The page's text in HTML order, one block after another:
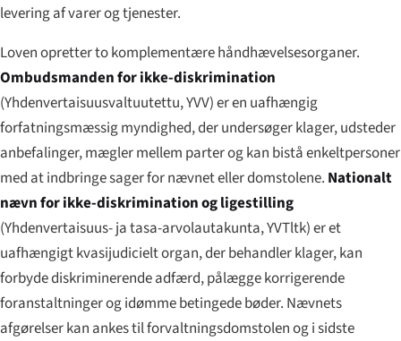
levering af varer og tjenester.
Loven opretter to komplementære håndhævelsesorganer.
Ombudsmanden for ikke-diskrimination
(Yhdenvertaisuusvaltuutettu, YVV) er en uafhængig
forfatningsmæssig myndighed, der undersøger klager, udsteder
anbefalinger, mægler mellem parter og kan bistå enkeltpersoner
med at indbringe sager for nævnet eller domstolene. Nationalt
nævn for ikke-diskrimination og ligestilling
(Yhdenvertaisuus- ja tasa-arvolautakunta, YVTltk) er et
uafhængigt kvasijudicielt organ, der behandler klager, kan
forbyde diskriminerende adfærd, pålægge korrigerende
foranstaltninger og idømme betingede bøder. Nævnets
afgørelser kan ankes til forvaltningsdomstolen og i sidste